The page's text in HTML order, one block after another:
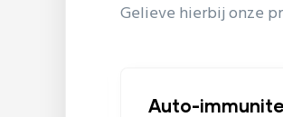
Gelieve hierbij onze
Auto-immuniteit